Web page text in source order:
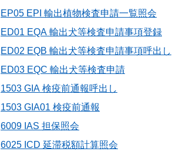
EP05 EPI 輸出植物検査申請一覧照会
ED01 EQA 輸出犬等検査申請事項登録
ED02 EQB 輸出犬等検査申請事項呼出し
ED03 EQC 輸出犬等検査申請
1503 GIA 検疫前通報呼出し
1503 GIA01 検疫前通報
6009 IAS 担保照会
6025 ICD 延滞税額計算照会